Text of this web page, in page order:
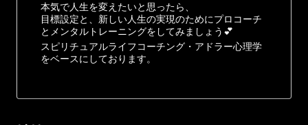
本気で人生を変えたいと思ったら、
目標設定と、新しい人生の実現のためにプロコーチ
とメンタルトレーニングをしてみましょう💕
スピリチュアルライフコーチング・アドラー心理学
をベースにしております。